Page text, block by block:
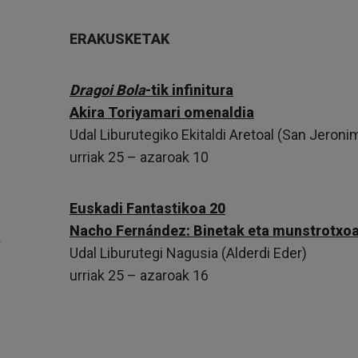
ERAKUSKETAK
Dragoi Bola-tik infinitura
Akira Toriyamari omenaldia
Udal Liburutegiko Ekitaldi Aretoal (San
urriak 25 – azaroak 10
Euskadi Fantastikoa 20
Nacho Fernández: Binetak eta
Udal Liburutegi Nagusia (Alderdi Eder)
urriak 25 – azaroak 16